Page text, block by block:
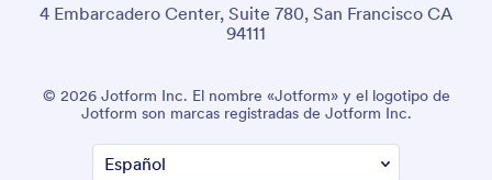
4 Embarcadero Center, Suite 780, San Francisco CA
94111
© 2026 Jotform Inc. El nombre «Jotform» y el logotipo de
Jotform son marcas registradas de Jotform Inc.